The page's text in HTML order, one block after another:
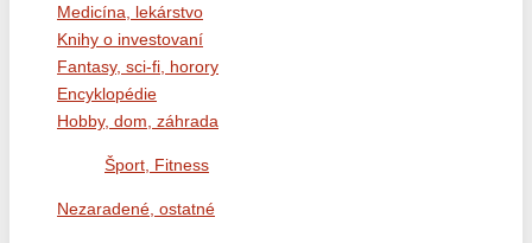
Medicína, lekárstvo
Knihy o investovaní
Fantasy, sci-fi, horory
Encyklopédie
Hobby, dom, záhrada
Šport, Fitness
Nezaradené, ostatné